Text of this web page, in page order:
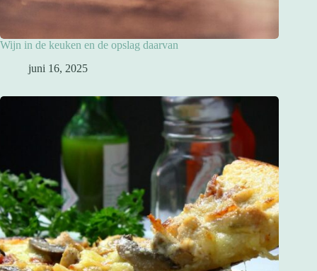
Wijn in de keuken en de opslag daarvan
juni 16, 2025